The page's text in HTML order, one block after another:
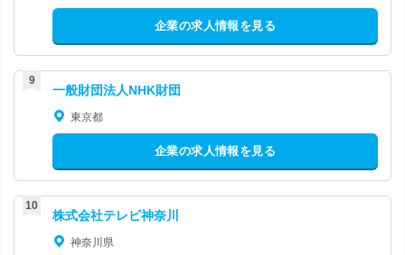
企業の求人情報を見る
一般財団法人NHK財団
東京都
企業の求人情報を見る
株式会社テレビ神奈川
神奈川県